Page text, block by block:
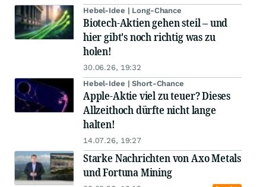
Hebel-Idee | Long-Chance
Biotech-Aktien gehen steil – und
hier gibt's noch richtig was zu
holen!
30.06.26, 19:32
Hebel-Idee | Short-Chance
Apple-Aktie viel zu teuer? Dieses
Allzeithoch dürfte nicht lange
halten!
14.07.26, 19:27
Starke Nachrichten von Axo Metals
und Fortuna Mining